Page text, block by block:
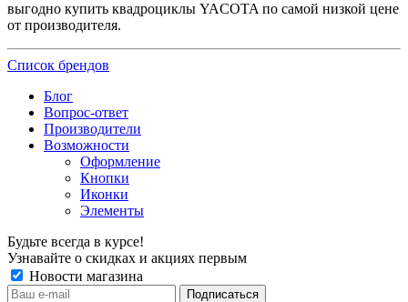
выгодно купить квадроциклы YACOTA по самой низкой цене
от производителя.
Список брендов
Блог
Вопрос-ответ
Производители
Возможности
Оформление
Кнопки
Иконки
Элементы
Будьте всегда в курсе!
Узнавайте о скидках и акциях первым
Новости магазина